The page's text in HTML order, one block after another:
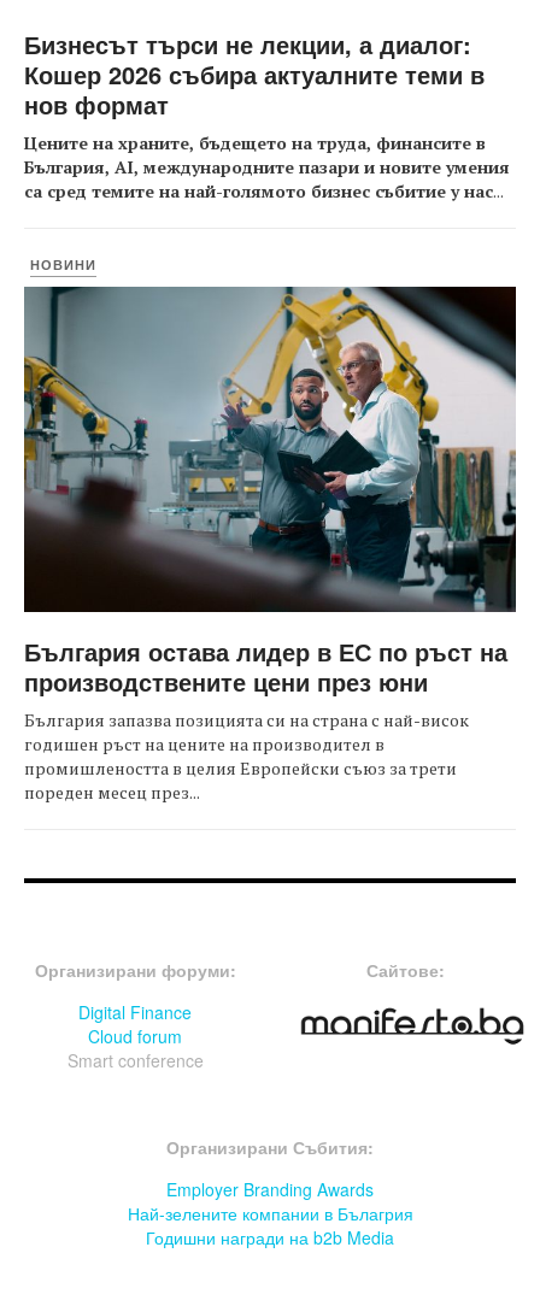
Бизнесът търси не лекции, а диалог:
Кошер 2026 събира актуалните теми в
нов формат
Цените на храните, бъдещето на труда, финансите в
България, AI, международните пазари и новите умения
са сред темите на най-голямото бизнес събитие у нас...
НОВИНИ
България остава лидер в ЕС по ръст на
производствените цени през юни
България запазва позицията си на страна с най-висок
годишен ръст на цените на производител в
промишлеността в целия Европейски съюз за трети
пореден месец през...
Организирани форуми:
Digital Finance
Cloud forum
Smart conference
Сайтове:
Организирани Събития:
Employer Branding Awards
Най-зелените компании в Бълагрия
Годишни награди на b2b Media